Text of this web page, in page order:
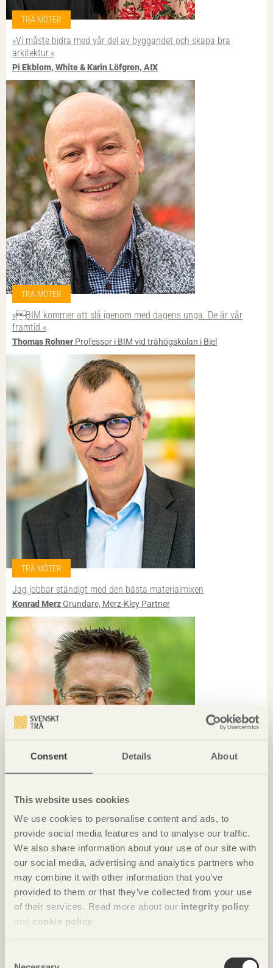
Consent Details About
This website uses cookies
We use cookies to personalise content and ads, to
provide social media features and to analyse our traffic.
We also share information about your use of our site with
our social media, advertising and analytics partners who
may combine it with other information that you’ve
provided to them or that they’ve collected from your use
of their services. Read more about our integrity policy
and cookie policy
TRÄ MÖTER
»Vi måste bidra med vår del av byggandet och skapa bra
arkitektur.«
Pi Ekblom, White & Karin Löfgren, AIX
TRÄ MÖTER
»BIM kommer att slå igenom med dagens unga. De är vår
framtid.«
Thomas Rohner Professor i BIM vid trähögskolan i Biel
TRÄ MÖTER
Jag jobbar ständigt med den bästa materialmixen
Konrad MerzGrundare, Merz-Kley Partner
TRÄ MÖTER
Det finns alldeles för liten kapacitet på marknaden när det gäller
KL-trä
Nick MilestoneSteeltech Industries